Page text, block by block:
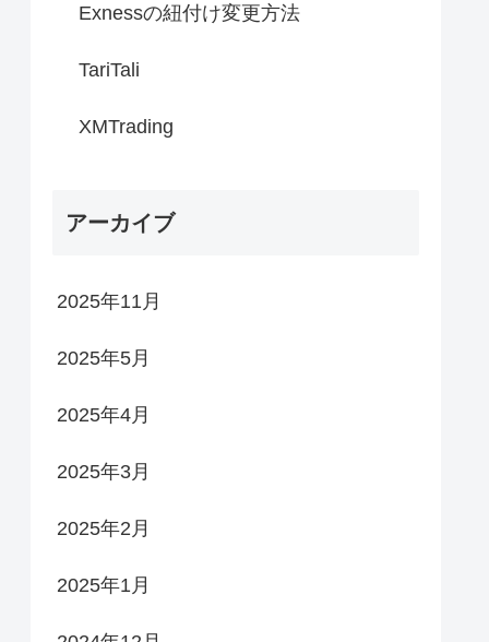
Exnessの紐付け変更方法
TariTali
XMTrading
アーカイブ
2025年11月
2025年5月
2025年4月
2025年3月
2025年2月
2025年1月